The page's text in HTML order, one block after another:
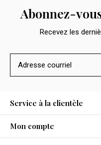
Abonnez-
Recevez les
Service à la clientèle
Mon compte